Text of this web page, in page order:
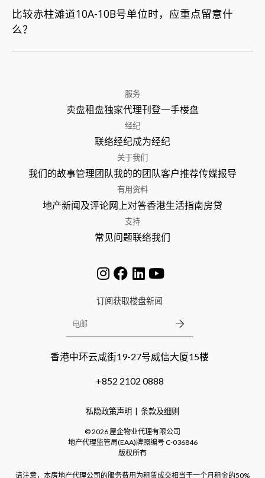
比较赤柱滩道10A-10B号单位时，应重点留意什
么？
服务
卖盘租盘独家代理刊登一手楼盘
经纪
联络经纪成为经纪
关于我们
我们的故事管理团队我的的团队客户推荐传媒报导
有用资料
地产新闻及评论网上对答香港生活指南房贷
支持
常见问题联络我们
订阅获取楼盘新闻
香港中环云咸街19-27号威信大厦15楼
+852 2102 0888
私隐政策声明 条款及细则
©2026屋企物业代理有限公司
地产代理监管局(EAA)牌照编号C-036846
版权所有
请注意，本房地产代理公司的服务费用为租赁成交相当于一个月租金的50%